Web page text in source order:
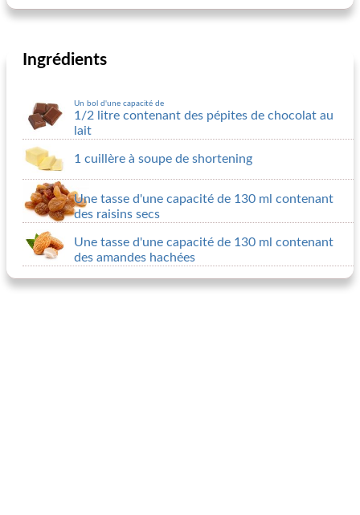
Ingrédients
Un bol d'une capacité de
1/2 litre contenant des pépites de chocolat au
lait
1 cuillère à soupe de shortening
Une tasse d'une capacité de 130 ml contenant
des raisins secs
Une tasse d'une capacité de 130 ml contenant
des amandes hachées